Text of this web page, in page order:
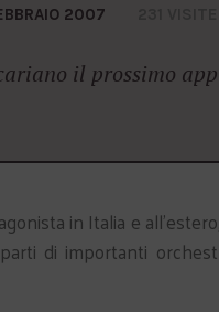
2007
il prossimo
in Italia e
di importanti